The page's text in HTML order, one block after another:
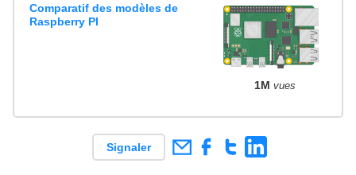
Comparatif des modèles de
Raspberry PI
1M vues
Signaler